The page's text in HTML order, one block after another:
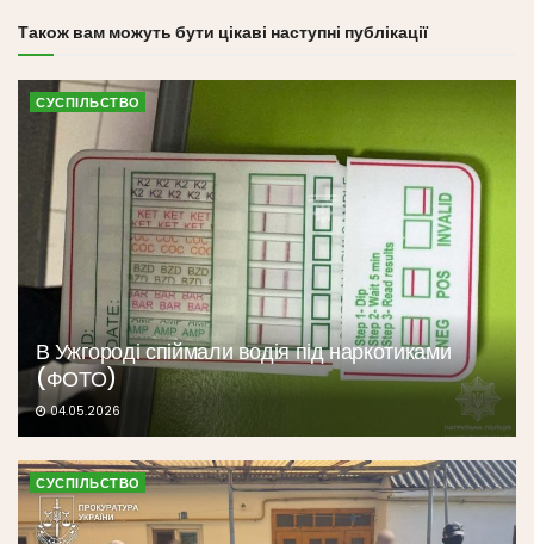
Також вам можуть бути цікаві наступні публікації
СУСПІЛЬСТВО
В Ужгороді спіймали водія під наркотиками
(ФОТО)
04.05.2026
СУСПІЛЬСТВО